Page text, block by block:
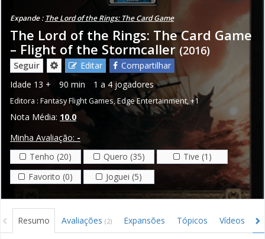
Expande : The Lord of the Rings: The Card Game
The Lord of the Rings: The Card Game
– Flight of the Stormcaller (2016)
Seguir Editar
Compartilhar
Idade 13 + 90 min 1 a 4 jogadores
Editora : Fantasy Flight Games,Edge Entertainment,+1
Nota Média: 10.0
Minha Avaliação: -
Tenho (20)
Quero (35)
Tive (1)
Favorito (0)
Joguei (5)
Resumo Avaliações (2) Expansões Tópicos Vídeos